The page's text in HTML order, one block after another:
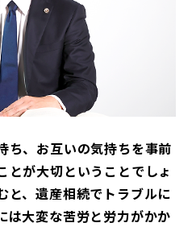
、お互いの気持ちを事前
とが大切ということでしょ
と、遺産相続でトラブルに
は大変な苦労と労力がかか